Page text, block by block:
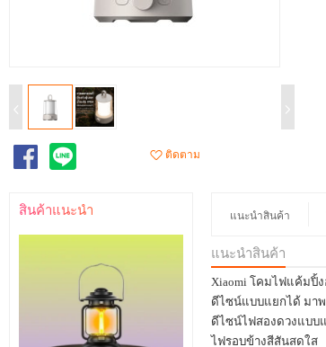
ติดตาม
สินค้าแนะนำ แนะนำสินค้า
แนะนำสินค้า
Xiaomi โคมไฟแค้มปิ้ง
ดีไซน์แบบแยกได้ มา
ดีไซน์ไฟสองดวงแบบ
ไฟรอบข้างสีสันสดใส